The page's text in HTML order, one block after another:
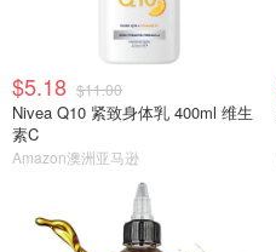
$5.18 $11.00
Nivea Q10 紧致身体乳 400ml 维生
素C
Amazon澳洲亚马逊